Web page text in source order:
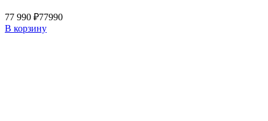
77 990 ₽77990
В корзину